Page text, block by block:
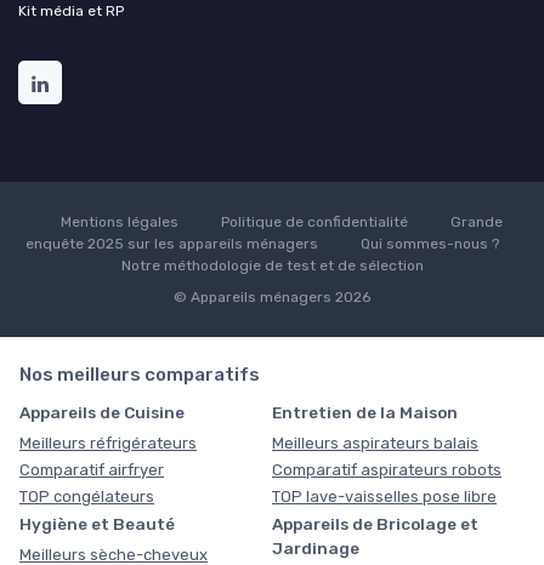
Kit média et RP
Mentions légales Politique de confidentialité
Grande
enquête 2025 sur les appareils ménagers
Qui sommes-nous ?
Notre méthodologie de test et de sélection
© Appareils ménagers 2026
Nos meilleurs comparatifs
Appareils de Cuisine
Meilleurs réfrigérateurs
Comparatif airfryer
TOP congélateurs
Entretien de la Maison
Meilleurs aspirateurs balais
Comparatif aspirateurs robots
TOP lave-vaisselles pose libre
Hygiène et Beauté
Meilleurs sèche-cheveux
Appareils de Bricolage et
Jardinage